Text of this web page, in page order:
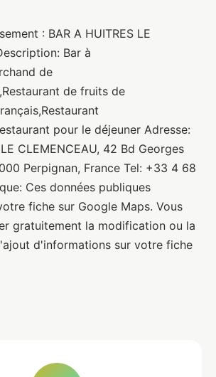
LE
2022•1 min de lecture
: BAR A HUITRES LE
Bar à
de
de fruits de
pour le déjeuner Adresse:
CLEMENCEAU, 42 Bd Georges
Perpignan, France Tel: +33 4 68
Ces données publiques
fiche sur Google Maps. Vous
gratuitement la modification ou la
d'informations sur votre fiche